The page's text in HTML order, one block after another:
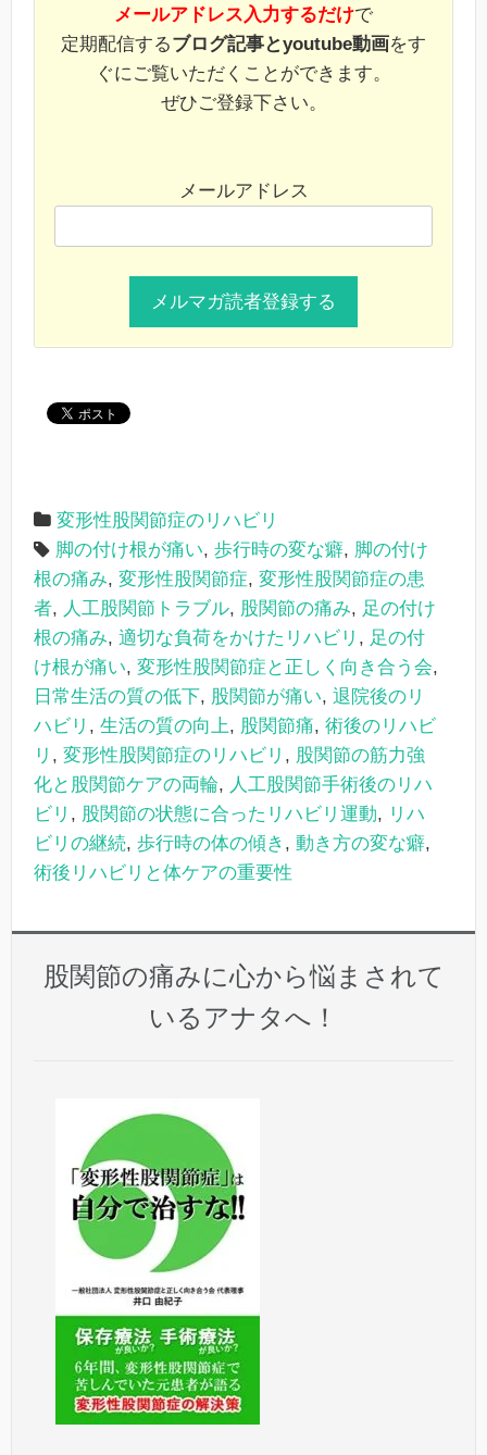
メールアドレス入力するだけで
定期配信するブログ記事とyoutube動画をす
ぐにご覧いただくことができます。
ぜひご登録下さい。
メールアドレス
変形性股関節症のリハビリ
脚の付け根が痛い, 歩行時の変な癖, 脚の付け
根の痛み, 変形性股関節症, 変形性股関節症の患
者, 人工股関節トラブル, 股関節の痛み, 足の付け
根の痛み, 適切な負荷をかけたリハビリ , 足の付
け根が痛い, 変形性股関節症と正しく向き合う会,
日常生活の質の低下, 股関節が痛い, 退院後のリ
ハビリ , 生活の質の向上, 股関節痛, 術後のリハビ
リ , 変形性股関節症のリハビリ , 股関節の筋力強
化と股関節ケアの両輪, 人工股関節手術後のリハ
ビリ , 股関節の状態に合ったリハビリ運動, リハ
ビリの継続, 歩行時の体の傾き , 動き方の変な癖,
術後リハビリと体ケアの重要性
股関節の痛みに心から悩まされて
いるアナタへ！